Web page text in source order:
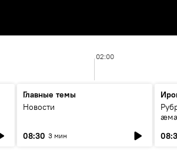
02:00
Главные темы
Новости
08:30 3 мин